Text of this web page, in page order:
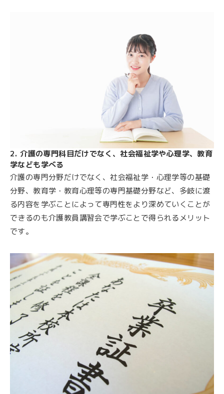
2. 介護の専門科目だけでなく、社会福祉学や心理学、教育
学なども学べる
介護の専門分野だけでなく、社会福祉学・心理学等の基礎
分野、教育学・教育心理等の専門基礎分野など、多岐に渡
る内容を学ぶことによって専門性をより深めていくことが
できるのも介護教員講習会で学ぶことで得られるメリット
です。